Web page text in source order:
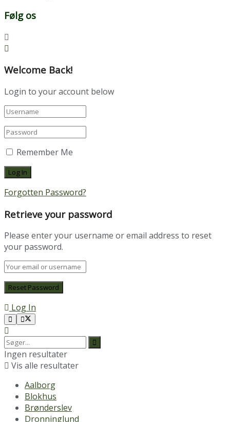
Følg os
Welcome Back!
Login to your account below
Remember Me
Forgotten Password?
Retrieve your password
Please enter your username or email address to reset
your password.
Log In
Ingen resultater
Vis alle resultater
Aalborg
Blokhus
Brønderslev
Dronninglund